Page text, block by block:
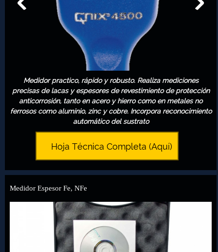
Medidor practico, rápido y robusto. Realiza mediciones
precisas de lacas y espesores de revestimiento de protección
anticorrosión, tanto en acero y hierro como en metales no
ferrosos como aluminio, zinc y cobre. Incorpora reconocimiento
automático del sustrato
Hoja Técnica Completa (Aquí)
Medidor Espesor Fe, NFe